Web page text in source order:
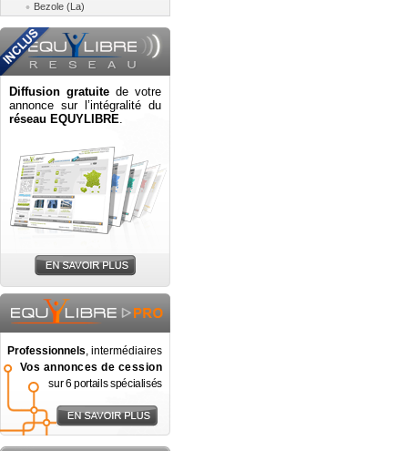
Bezole (La)
Diffusion gratuite de votre
annonce sur l’intégralité du
réseau EQUYLIBRE.
Professionnels, intermédiaires
Vos annonces de cession
sur 6 portails spécialisés